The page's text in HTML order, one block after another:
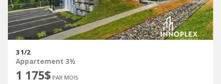
3 1/2
Appartement 3½
1 175$ PAR MOIS